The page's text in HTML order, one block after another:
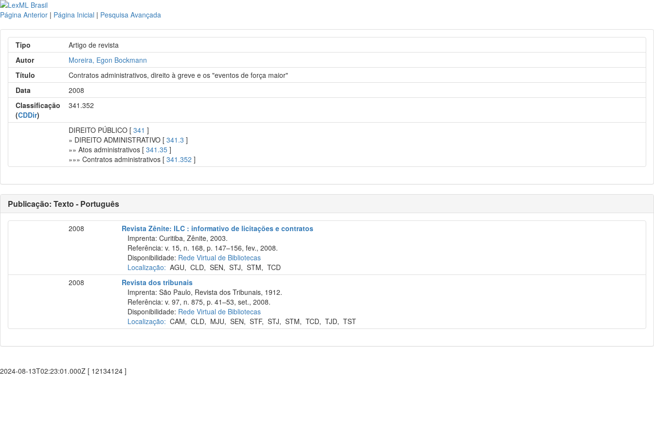
Página Anterior | Página Inicial | Pesquisa Avançada
Tipo
Artigo de revista
Autor
Moreira, Egon Bockmann
Título
Contratos administrativos, direito à greve e os "eventos de força maior"
Data
2008
Classificação
(CDDir)
341.352
DIREITO PÚBLICO [341 ]
» DIREITO ADMINISTRATIVO [341.3 ]
»» Atos administrativos [341.35 ]
»»» Contratos administrativos [341.352 ]
Publicação: Texto - Português
2008
Revista Zênite: ILC : informativo de licitações e contratos
Imprenta: Curitiba, Zênite, 2003.
Referência: v. 15, n. 168, p. 147–156, fev., 2008.
Disponibilidade: Rede Virtual de Bibliotecas
Localização: AGU,CLD,SEN,STJ,STM,TCD
2008
Revista dos tribunais
Imprenta: São Paulo, Revista dos Tribunais, 1912.
Referência: v. 97, n. 875, p. 41–53, set., 2008.
Disponibilidade: Rede Virtual de Bibliotecas
Localização: CAM,CLD, MJU,SEN,STF,STJ,STM,TCD,TJD,TST
2024-08-13T02:23:01.000Z [ 12134124 ]